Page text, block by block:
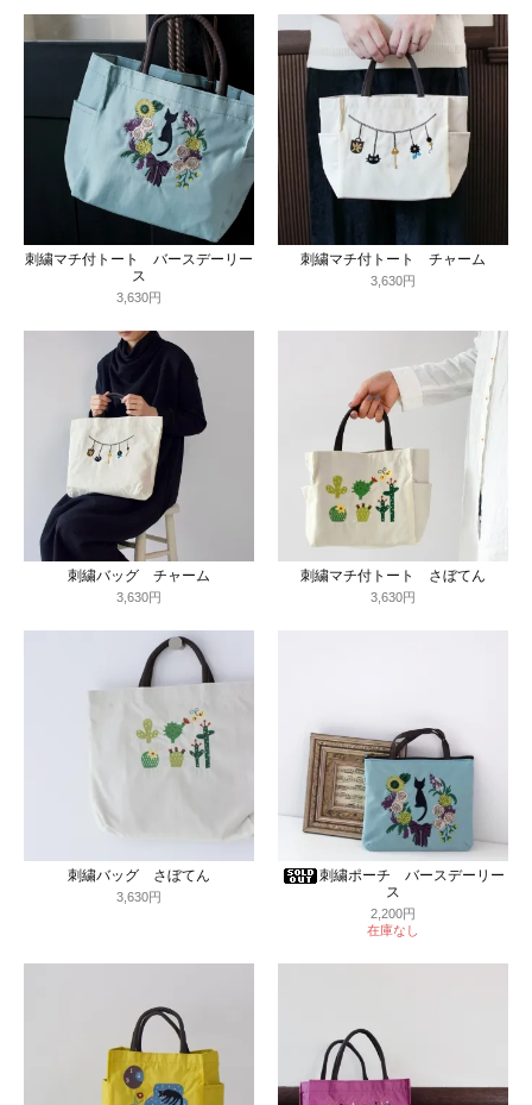
刺繍マチ付トート バースデーリー
ス
3,630円
刺繍マチ付トート チャーム
3,630円
刺繍バッグ チャーム
3,630円
刺繍マチ付トート さぼてん
3,630円
刺繍バッグ さぼてん
3,630円
刺繍ポーチ バースデーリー
ス
2,200円
在庫なし